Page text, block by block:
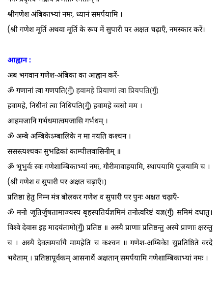
श्रीगणेश अंबिकाभ्यां नमः, ध्यानं समर्पयामि ।
(श्री गणेश मूर्ति अथवा मूर्ति के रूप में सुपारी पर अक्षत चढ़ाएँ, नमस्कार करें।
आह्वान :
अब भगवान गणेश-अंबिका का आह्वान करें-
ॐ गणानां त्वा गणपति(गुँ) हवामहे प्रियाणां त्वा प्रियपति(गुँ)
हवामहे, निधीनां त्वा निधिपति(गुँ) हवामहे व्वसो मम ।
आहमजानि गर्भधमात्वमजासि गर्भधम्‌ ।
ॐ अम्बे अम्बिकेऽम्बालिके न मा नयति कश्चन ।
ससस्त्यश्चकः सुभद्रिकां काम्पीलवासिनीम्‌ ॥
ॐ भूभुर्वः स्वः गणेशाम्बिकाभ्यां नमः, गौरीमावाहयामि, स्थापयामि पूजयामि च ।
(श्री गणेश व सुपारी पर अक्षत चढ़ाएँ।)
प्रतिष्ठा हेतु निम्न मंत्र बोलकर गणेश व सुपारी पर पुनः अक्षत चढ़ाएँ-
ॐ मनो जूतिर्जुषतामाज्यस्य बृहस्पतिर्यज्ञमिमं तनोत्वरिष्टं यज्ञ(गुँ) समिमं दधातु।
विश्वे देवास इह मादयंतामो(गुँ) प्रतिष्ठ ॥ अस्यै प्राणाः प्रतिष्ठन्तु अस्ये प्राणाः क्षरन्तु
च । अस्यै देवत्वमर्चायै मामहेति च कश्चन ॥ गणेश-अम्बिके! सुप्रतिष्ठिते वरदे
भवेताम्‌ । प्रतिष्ठापूर्वकम्‌ आसनार्थे अक्षतान्‌ समर्पयामि गणेशाम्बिकाभ्यां नमः ।